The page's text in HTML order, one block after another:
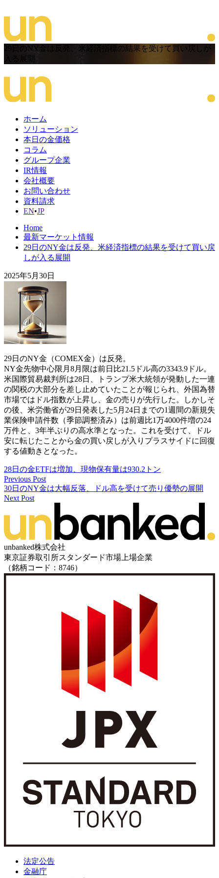
29日のNY金は反発、米経済指標の結果を受けて買い戻しが
入る展開
ホーム
ソリューション
本日の金価格
コラム
グループ企業
IR情報
会社概要
お問い合わせ
資料請求
EN•JP
Home
最新マーケット情報
29日のNY金は反発、米経済指標の結果を受けて買い戻
しが入る展開
2025年5月30日
29日のNY金（COMEX金）は反発。
NY金先物中心限月8月限は前日比21.5ドル高の3343.9ドル。
米国際貿易裁判所は28日、トランプ米大統領が発動した一連
の関税の大部分を差し止めていたことが報じられ、外国為替
市場ではドル指数が上昇し、金の売りが先行した。しかしそ
の後、米労働省が29日発表した5月24日までの1週間の新規失
業保険申請件数（季節調整済み）は前週比1万4000件増の24
万件と、3年半ぶりの高水準となった。これを受けて、ドル
安に転じたことから金の買い戻しが入りプラスサイドに回復
する値動きとなった。
28日の金ETFは増加、現物保有量は930.2トン
Previous Post
30日のNY金は大幅反落、ドル高を受けて売り優勢の展開
Next Post
unbanked株式会社
東京証券取引所スタンダード市場上場企業
（銘柄コード：8746）
法定公告
金融庁